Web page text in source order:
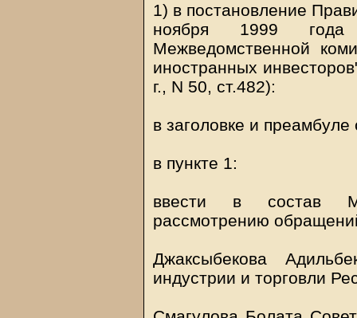
1) в постановление
ноября 1999
Межведомственной
иностранных
г., N 50, ст.482):
в заголовке и
в пункте 1:
ввести в состав
рассмотрению
Джаксыбекова
индустрии и торговли